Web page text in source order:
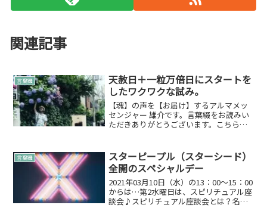
関連記事
言葉綴
天赦日＋一粒万倍日にスタートを
したワクワクな試み。
【魂】の声を【お届け】するアルマメッ
センジャー 雄介です。言葉綴をお読みい
ただきありがとうございます。こちらの
ちら本編はこちら以前に書いた「解放活
動」後...
言葉綴
スターピープル（スターシード）
全開のスペシャルデー
2021年03月10日（水）の13：00～15：00
からは…第2水曜日は、スピリチュアル座
談会♪スピリチュアル座談会とは？名前